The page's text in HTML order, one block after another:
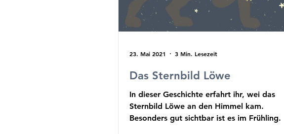
Das Sternbild Löwe
In dieser Geschichte erfahrt ihr, wei das
Sternbild Löwe an den Himmel kam.
Besonders gut sichtbar ist es im Frühling.
23. Mai 2021 3 Min. Lesezeit